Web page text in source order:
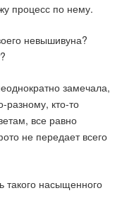
процесс по нему.
невышивуна?
замечала,
разному, кто-то
все равно
не передает всего
такого насыщенного